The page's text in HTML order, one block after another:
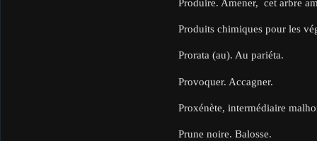
Produits chimiques pour les
Prorata (au). Au pariéta.
Provoquer. Accagner.
Proxénète, intermédiaire
Prune noire. Balosse.